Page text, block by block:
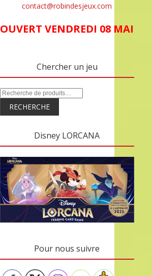
contact@robindesjeux.com
OUVERT VENDREDI 08 MAI
Chercher un jeu
RECHERCHE
Disney LORCANA
Pour nous suivre